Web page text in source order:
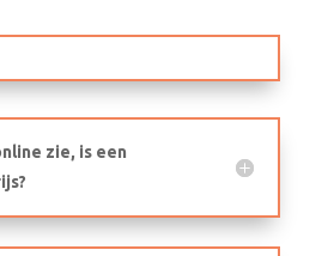
zie, is een